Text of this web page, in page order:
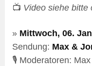
📺 Video siehe bitte
» Mittwoch, 06.
Sendung: Max &
🎙️ Moderatoren: